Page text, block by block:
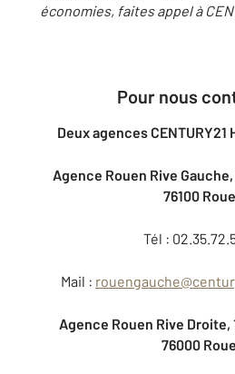
économies, faites appel à
Pour nous
Deux agences CENTURY21
Agence Rouen Rive
76100
Tél :
Mail :
Agence Rouen Rive Droite,
76000